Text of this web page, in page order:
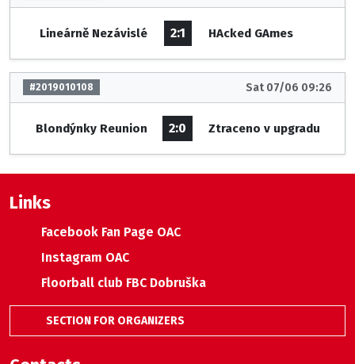
Lineárně Nezávislé 2:1 HAcked GAmes
#2019010108 Sat 07/06 09:26
Blondýnky Reunion 2:0 Ztraceno v upgradu
Links
Facebook Fan Page OAC
Instagram OAC
Floorball club FBC Dobruška
SECTION FOR ORGANIZERS